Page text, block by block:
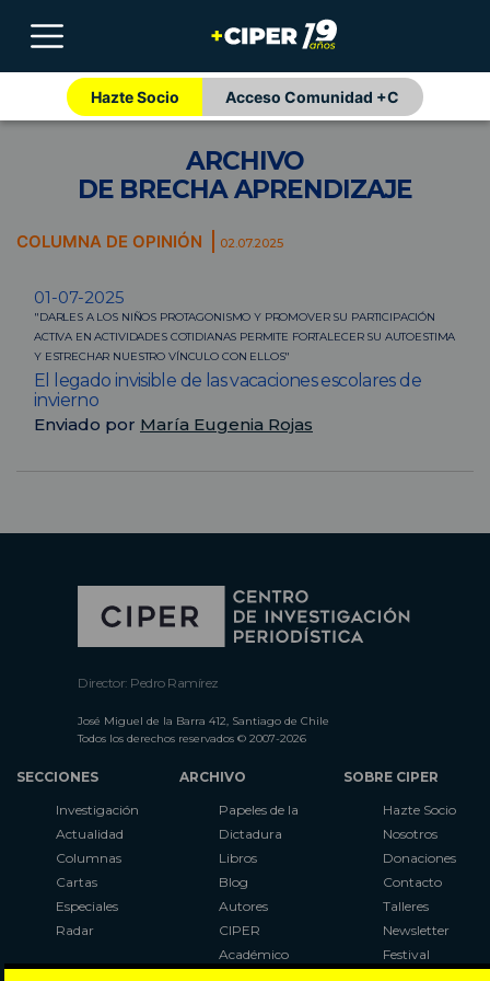
Hazte Socio Acceso Comunidad +C
ARCHIVO
DE BRECHA APRENDIZAJE
COLUMNA DE OPINIÓN 02.07.2025
01-07-2025
"DARLES A LOS NIÑOS PROTAGONISMO Y PROMOVER SU PARTICIPACIÓN
ACTIVA EN ACTIVIDADES COTIDIANAS PERMITE FORTALECER SU AUTOESTIMA
Y ESTRECHAR NUESTRO VÍNCULO CON ELLOS"
El legado invisible de las vacaciones escolares de
invierno
Enviado por María Eugenia Rojas
Director: Pedro Ramírez
José Miguel de la Barra 412, Santiago de Chile
Todos los derechos reservados © 2007-2026
SECCIONES
Investigación
Actualidad
Columnas
Cartas
Especiales
Radar
ARCHIVO
Papeles de la
Dictadura
Libros
Blog
Autores
CIPER
Académico
SOBRE CIPER
Hazte Socio
Nosotros
Donaciones
Contacto
Talleres
Newsletter
Festival